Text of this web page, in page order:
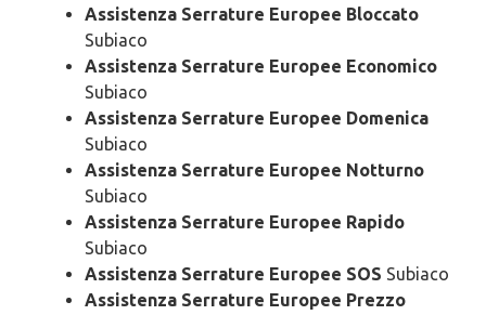
Assistenza Serrature Europee Bloccato
Subiaco
Assistenza Serrature Europee Economico
Subiaco
Assistenza Serrature Europee Domenica
Subiaco
Assistenza Serrature Europee Notturno
Subiaco
Assistenza Serrature Europee Rapido
Subiaco
Assistenza Serrature Europee SOS Subiaco
Assistenza Serrature Europee Prezzo